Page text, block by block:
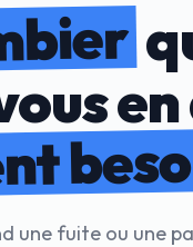
une fuite ou une